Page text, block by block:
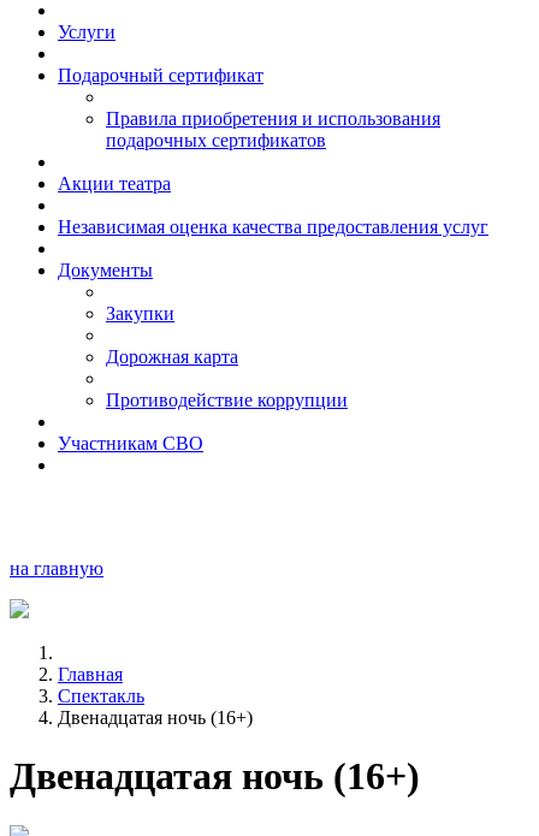
Услуги
Подарочный сертификат
Правила приобретения и использования
подарочных сертификатов
Акции театра
Независимая оценка качества предоставления услуг
Документы
Закупки
Дорожная карта
Противодействие коррупции
Участникам СВО
на главную
Главная
Спектакль
Двенадцатая ночь (16+)
Двенадцатая ночь (16+)